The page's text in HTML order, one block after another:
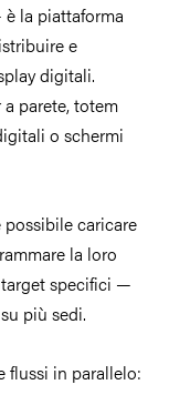
la piattaforma
e
digitali.
parete, totem
o schermi
possibile caricare
la loro
specifici —
più sedi.
flussi in parallelo: